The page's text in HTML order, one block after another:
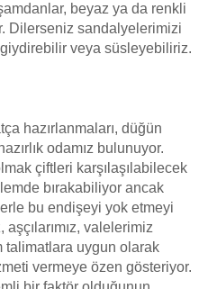
beyaz ya da renkli
Dilerseniz sandalyelerimizi
veya süsleyebiliriz.
hazırlanmaları, düğün
odamız bulunuyor.
çiftleri karşılaşılabilecek
bırakabiliyor ancak
bu endişeyi yok etmeyi
valelerimiz
talimatlara uygun olarak
vermeye özen gösteriyor.